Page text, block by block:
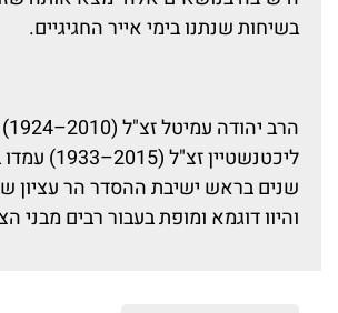
בשיחות שנתנו בימי אייר החגיגיים.
ליכטנשטיין
שנים בראש ישיבת ההסדר הר עציון
והיוו דוגמא ומופת בעבור רבים מבני